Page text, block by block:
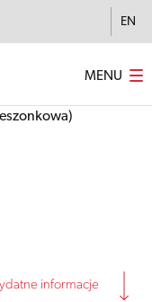
EN
MENU
informacje